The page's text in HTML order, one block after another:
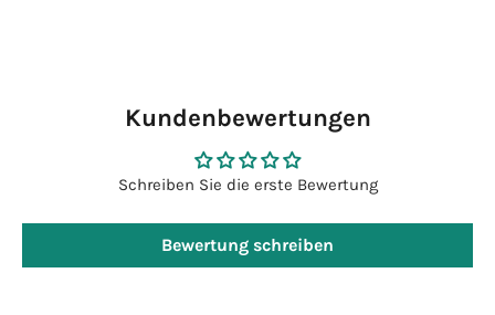
Kundenbewertungen
Schreiben Sie die erste Bewertung
Bewertung schreiben